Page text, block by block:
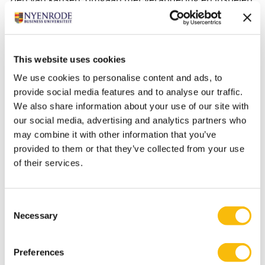
This website uses cookies
We use cookies to personalise content and ads, to
provide social media features and to analyse our traffic.
We also share information about your use of our site with
our social media, advertising and analytics partners who
may combine it with other information that you’ve
provided to them or that they’ve collected from your use
of their services.
Selection
Necessary
Preferences
op ontwikkelingen. Met als doel lange termijn waarde
te creëren voor de organisatie en al haar stakeholders.
hoogleraren en praktijksprekers actuele
wetenschappelijke inzichten en koppelen zij deze aan
de dagelijkse praktijk. Dit maakt dat het een
programma is op academisch niveau met een
praktische inslag.